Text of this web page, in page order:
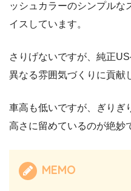
ッシュカラーのシンプルな
イスしています。
さりげないですが、純正
異なる雰囲気づくりに貢献
車高も低いですが、ぎりぎ
高さに留めているのが絶妙
MEMO